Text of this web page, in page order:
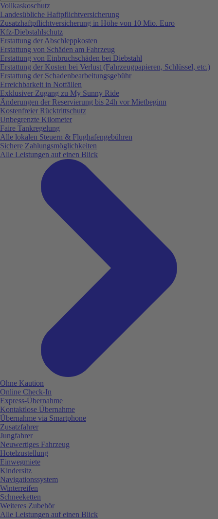
Vollkaskoschutz
Landesübliche Haftpflichtversicherung
Zusatzhaftpflichtversicherung in Höhe von 10 Mio. Euro
Kfz-Diebstahlschutz
Erstattung der Abschleppkosten
Erstattung von Schäden am Fahrzeug
Erstattung von Einbruchschäden bei Diebstahl
Erstattung der Kosten bei Verlust (Fahrzeugpapieren, Schlüssel, etc.)
Erstattung der Schadenbearbeitungsgebühr
Erreichbarkeit in Notfällen
Exklusiver Zugang zu My Sunny Ride
Änderungen der Reservierung bis 24h vor Mietbeginn
Kostenfreier Rücktrittschutz
Unbegrenzte Kilometer
Faire Tankregelung
Alle lokalen Steuern & Flughafengebühren
Sichere Zahlungsmöglichkeiten
Alle Leistungen auf einen Blick
Ohne Kaution
Online Check-In
Express-Übernahme
Kontaktlose Übernahme
Übernahme via Smartphone
Zusatzfahrer
Jungfahrer
Neuwertiges Fahrzeug
Hotelzustellung
Einwegmiete
Kindersitz
Navigationssystem
Winterreifen
Schneeketten
Weiteres Zubehör
Alle Leistungen auf einen Blick